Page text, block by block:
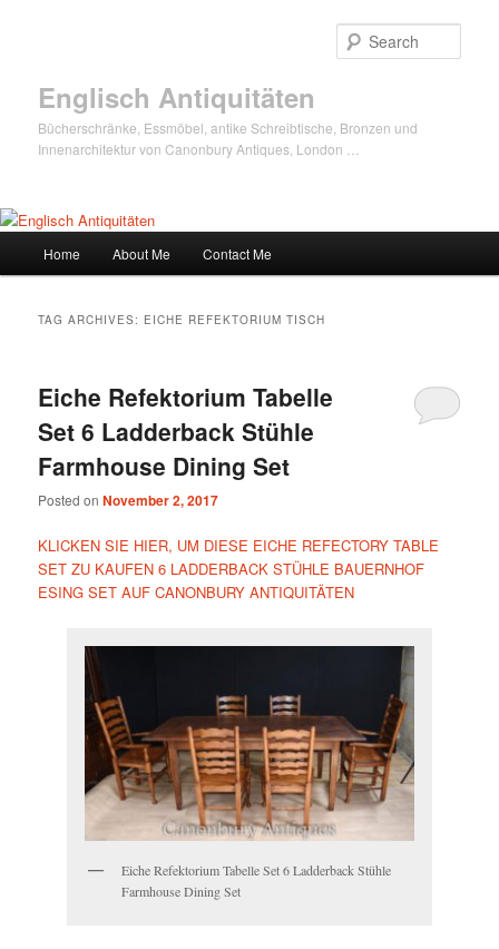
Englisch Antiquitäten
Bücherschränke, Essmöbel, antike Schreibtische, Bronzen und
Innenarchitektur von Canonbury Antiques, London …
Skip
content
Skip
content
Home About Me Contact Me
TAG ARCHIVES: EICHE REFEKTORIUM TISCH
Eiche Refektorium Tabelle
Set 6 Ladderback Stühle
Farmhouse Dining Set
Posted onNovember 2, 2017
KLICKEN SIE HIER, UM DIESE EICHE REFECTORY TABLE
SET ZU KAUFEN 6 LADDERBACK STÜHLE BAUERNHOF
ESING SET AUF CANONBURY ANTIQUITÄTEN
Eiche Refektorium Tabelle Set 6 Ladderback Stühle
Farmhouse Dining Set